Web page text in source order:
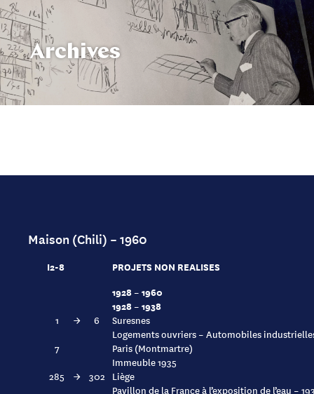
Archives
Maison (Chili) – 1960
I2-8
PROJETS NON REALISES
1928 – 1960
1928 – 1938
1 → 6
Suresnes
Logements ouvriers – Automobiles
7
Paris (Montmartre)
Immeuble 1935
285
→ 302 Liège
Pavillon de la France à l’exposition de l’eau –